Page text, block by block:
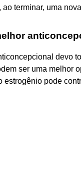
ao terminar, uma
devo
ser uma melhor
estrogênio pode